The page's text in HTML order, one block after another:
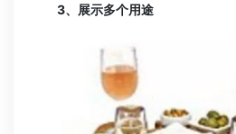
3、展示多个用途